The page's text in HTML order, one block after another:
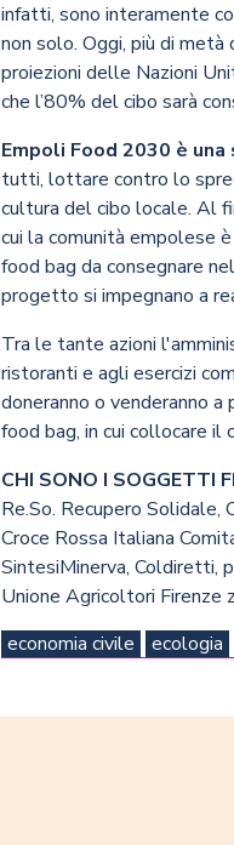
infatti, sono interamente
non solo. Oggi, più di
proiezioni delle Nazioni
che l’80% del cibo sarà
Empoli Food 2030 è
tutti, lottare contro lo
cultura del cibo locale. Al
cui la comunità empolese
food bag da consegnare
progetto si impegnano a
Tra le tante azioni
ristoranti e agli esercizi
doneranno o venderanno
food bag, in cui collocare il
CHI SONO I SOGGETTI
Re.So. Recupero Solidale,
Croce Rossa Italiana
SintesiMinerva, Coldiretti,
Unione Agricoltori Firenze
economia civile
ecologia